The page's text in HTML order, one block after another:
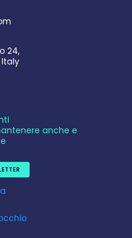
24,
Italy
anche e